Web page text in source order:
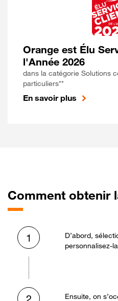
Orange est Élu
l'Année 2026
dans la catégorie Solutions
particuliers**
En savoir plus
Comment obtenir
1
D’abord,
personnalisez-
Ensuite, on